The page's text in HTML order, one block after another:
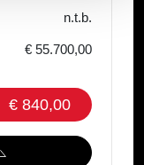
n.t.b.
€ 55.700,00
€ 840,00